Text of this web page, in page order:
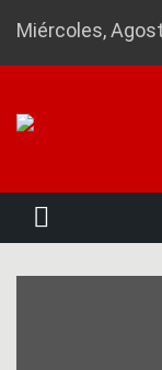
Miércoles,